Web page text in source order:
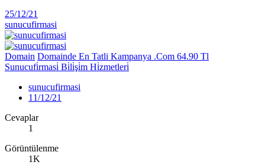
25/12/21
sunucufirmasi
Domain Domainde En Tatli Kampanya .Com 64.90 Tl
Sunucufi̇rmasi̇ Bi̇li̇şi̇m Hi̇zmetleri̇
sunucufirmasi
11/12/21
Cevaplar
1
Görüntülenme
1K